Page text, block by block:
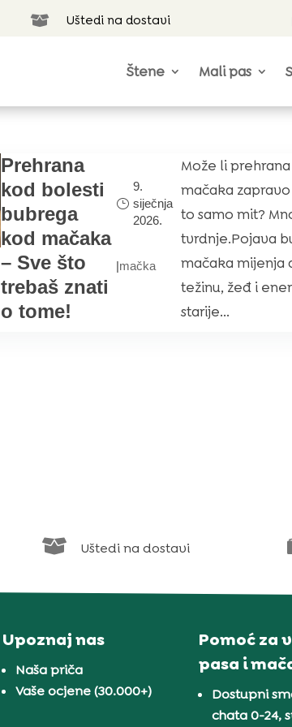
 Uštedi na dostavi
Štene Mali pas
Prehrana
kod bolesti
bubrega
kod mačaka
– Sve što
trebaš znati
o tome!
9.
siječnja
2026.
|mačka
Može li
mačaka
to samo mit?
tvrdnje.Pojava
mačaka mijenja
težinu, žeđ i
starije...
 Uštedi na dostavi
Upoznaj nas
Naša priča
Vaše ocjene (30.000+)
Pomoć za
pasa i
Dostupni
chata 0-24,